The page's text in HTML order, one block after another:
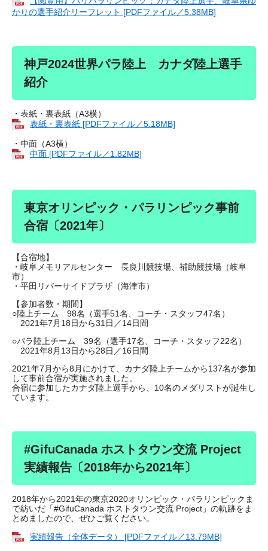
かりの選手紹介リーフレット [PDFファイル／5.38MB]
神戸2024世界パラ陸上 カナダ陸上選手
紹介
・表紙・裏表紙（A3横）
表紙・裏表紙 [PDFファイル／5.18MB]
・中面（A3横）
中面 [PDFファイル／1.82MB]
東京オリンピック・パラリンピック事前
合宿〔2021年〕
【合宿地】
・岐阜メモリアルセンター 長良川競技場、補助競技場（岐阜
市）
・平田リバーサイドプラザ（海津市）
【参加者数・期間】
○陸上チーム 98名（選手51名、コーチ・スタッフ47名）
2021年7月18日から31日／14日間
○パラ陸上チーム 39名（選手17名、コーチ・スタッフ22名）
2021年8月13日から28日／16日間
2021年7月から8月にかけて、カナダ陸上チームから137名が参加
して事前合宿が実施されました。
合宿に参加したカナダ陸上選手から、10名のメダリストが誕生し
ています。
#GifuCanada ホストタウン交流 Project
実績報告〔2018年から2021年〕
2018年から2021年の東京2020オリンピック・パラリンピックま
で紡いだ「#GifuCanada ホストタウン交流 Project」の軌跡をま
とめましたので、ぜひご覧ください。
実績報告（全体データ） [PDFファイル／13.79MB]